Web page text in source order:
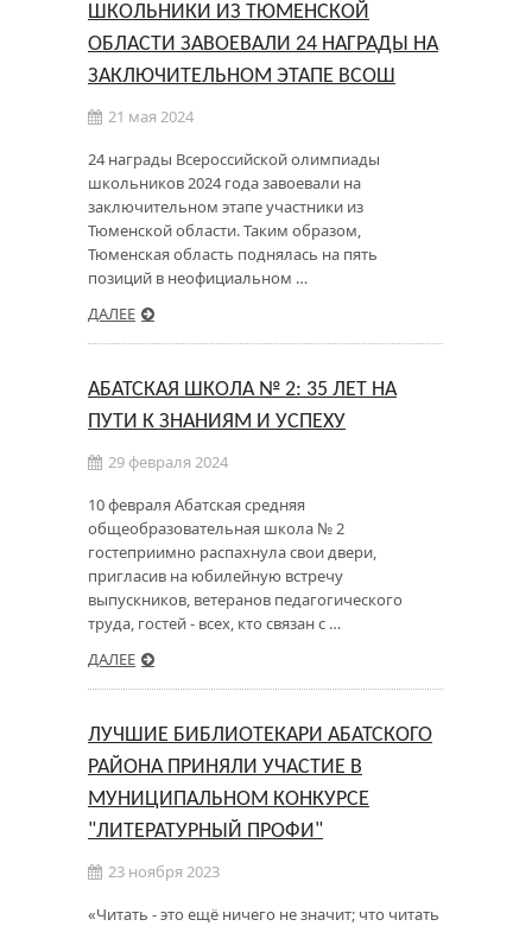
ШКОЛЬНИКИ ИЗ ТЮМЕНСКОЙ
ОБЛАСТИ ЗАВОЕВАЛИ 24 НАГРАДЫ НА
ЗАКЛЮЧИТЕЛЬНОМ ЭТАПЕ ВСОШ
21 мая 2024
24 награды Всероссийской олимпиады
школьников 2024 года завоевали на
заключительном этапе участники из
Тюменской области. Таким образом,
Тюменская область поднялась на пять
позиций в неофициальном …
ДАЛЕЕ
АБАТСКАЯ ШКОЛА № 2: 35 ЛЕТ НА
ПУТИ К ЗНАНИЯМ И УСПЕХУ
29 февраля 2024
10 февраля Абатская средняя
общеобразовательная школа № 2
гостеприимно распахнула свои двери,
пригласив на юбилейную встречу
выпускников, ветеранов педагогического
труда, гостей - всех, кто связан с …
ДАЛЕЕ
ЛУЧШИЕ БИБЛИОТЕКАРИ АБАТСКОГО
РАЙОНА ПРИНЯЛИ УЧАСТИЕ В
МУНИЦИПАЛЬНОМ КОНКУРСЕ
"ЛИТЕРАТУРНЫЙ ПРОФИ"
23 ноября 2023
«Читать - это ещё ничего не значит; что читать